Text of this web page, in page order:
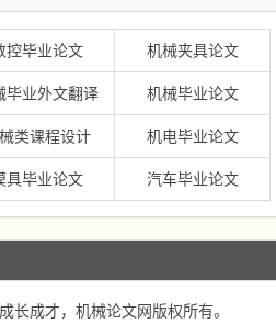
控毕业论文 机械夹具论文
毕业外文翻译 机械毕业论文
类课程设计 机电毕业论文
具毕业论文 汽车毕业论文
长成才， 机械论文网版权所有。